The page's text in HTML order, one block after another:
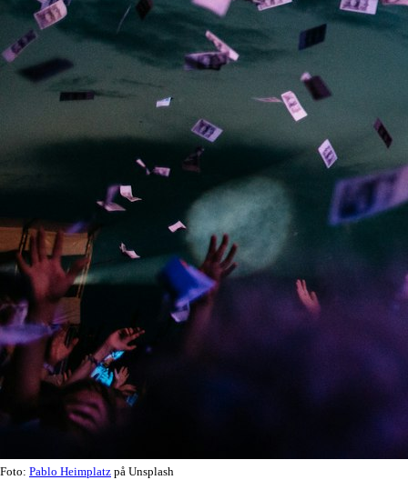
Foto: Pablo Heimplatz på Unsplash